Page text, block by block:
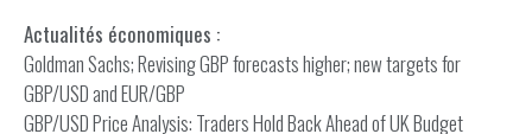
Actualités économiques :
Goldman Sachs; Revising GBP forecasts higher; new targets for
GBP/USD and EUR/GBP
GBP/USD Price Analysis: Traders Hold Back Ahead of UK Budget